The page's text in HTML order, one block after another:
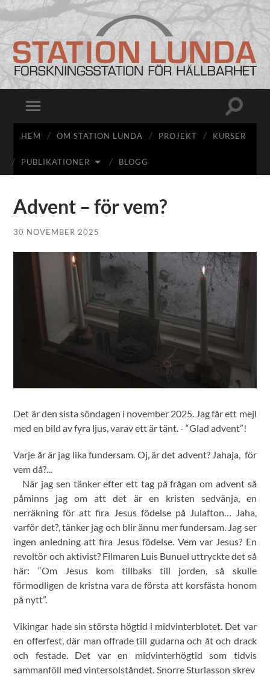
Station
Lunda
Slå
på/av
mobilmeny
Slå
HEM OM STATION LUNDA PROJEKT KURSER
PUBLIKATIONER BLOGG
Advent – för vem?
30 NOVEMBER 2025
Det är den sista söndagen i november 2025. Jag får ett mejl
med en bild av fyra ljus, varav ett är tänt. - “Glad advent”!
Varje år är jag lika fundersam. Oj, är det advent? Jahaja, för
vem då?...
När jag sen tänker efter ett tag på frågan om advent så
påminns jag om att det är en kristen sedvänja, en
nerräkning för att fira Jesus födelse på Julafton… Jaha,
varför det?, tänker jag och blir ännu mer fundersam. Jag ser
ingen anledning att fira Jesus födelse. Vem var Jesus? En
revoltör och aktivist? Filmaren Luis Bunuel uttryckte det så
här: “Om Jesus kom tillbaks till jorden, så skulle
förmodligen de kristna vara de första att korsfästa honom
på nytt”.
Vikingar hade sin största högtid i midvinterblotet. Det var
en offerfest, där man offrade till gudarna och åt och drack
och festade. Det var en midvinterhögtid som tidvis
sammanföll med vintersolståndet. Snorre Sturlasson skrev